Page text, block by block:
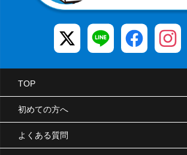
TOP
初めての方へ
よくある質問